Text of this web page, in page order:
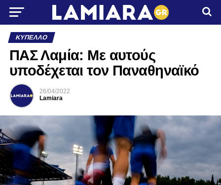
ΚΎΠΕΛΛΟ
ΠΑΣ Λαμία: Με αυτούς
υποδέχεται τον Παναθηναϊκό
26/04/2022
Lamiara